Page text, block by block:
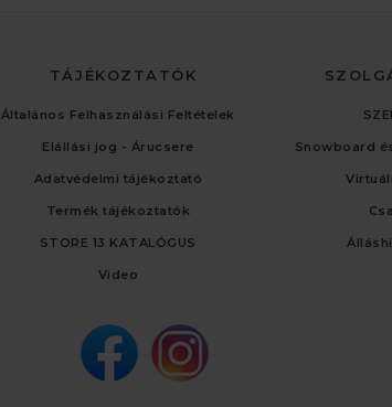
TÁJÉKOZTATÓK
Általános Felhasználási Feltételek
Elállási jog - Árucsere
Adatvédelmi tájékoztató
Termék tájékoztatók
STORE 13 KATALÓGUS
Video
Snowboard